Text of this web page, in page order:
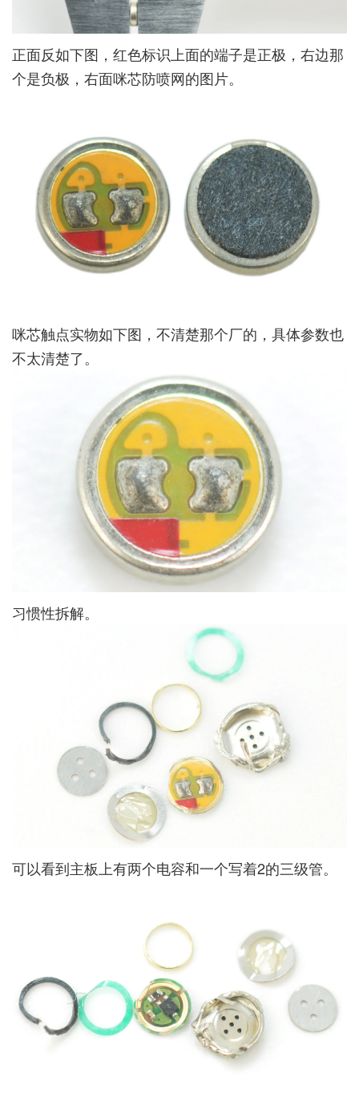
正面反如下图，红色标识上面的端子是正极，右边那
个是负极，右面咪芯防喷网的图片。
咪芯触点实物如下图，不清楚那个厂的，具体参数也
不太清楚了。
习惯性拆解。
可以看到主板上有两个电容和一个写着2的三级管。